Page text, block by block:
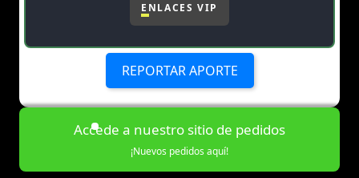
ENLACES VIP
REPORTAR APORTE
Accede a nuestro sitio de pedidos
¡Nuevos pedidos aquí!